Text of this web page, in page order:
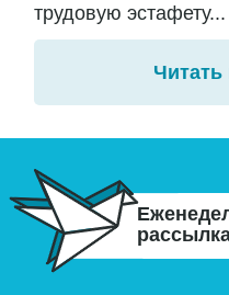
трудовую эстафету...